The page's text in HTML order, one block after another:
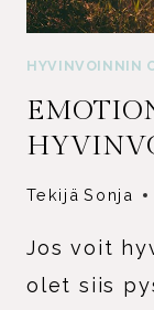
HYVINVOINNIN
Tekijä Sonja
Jos voit
olet siis